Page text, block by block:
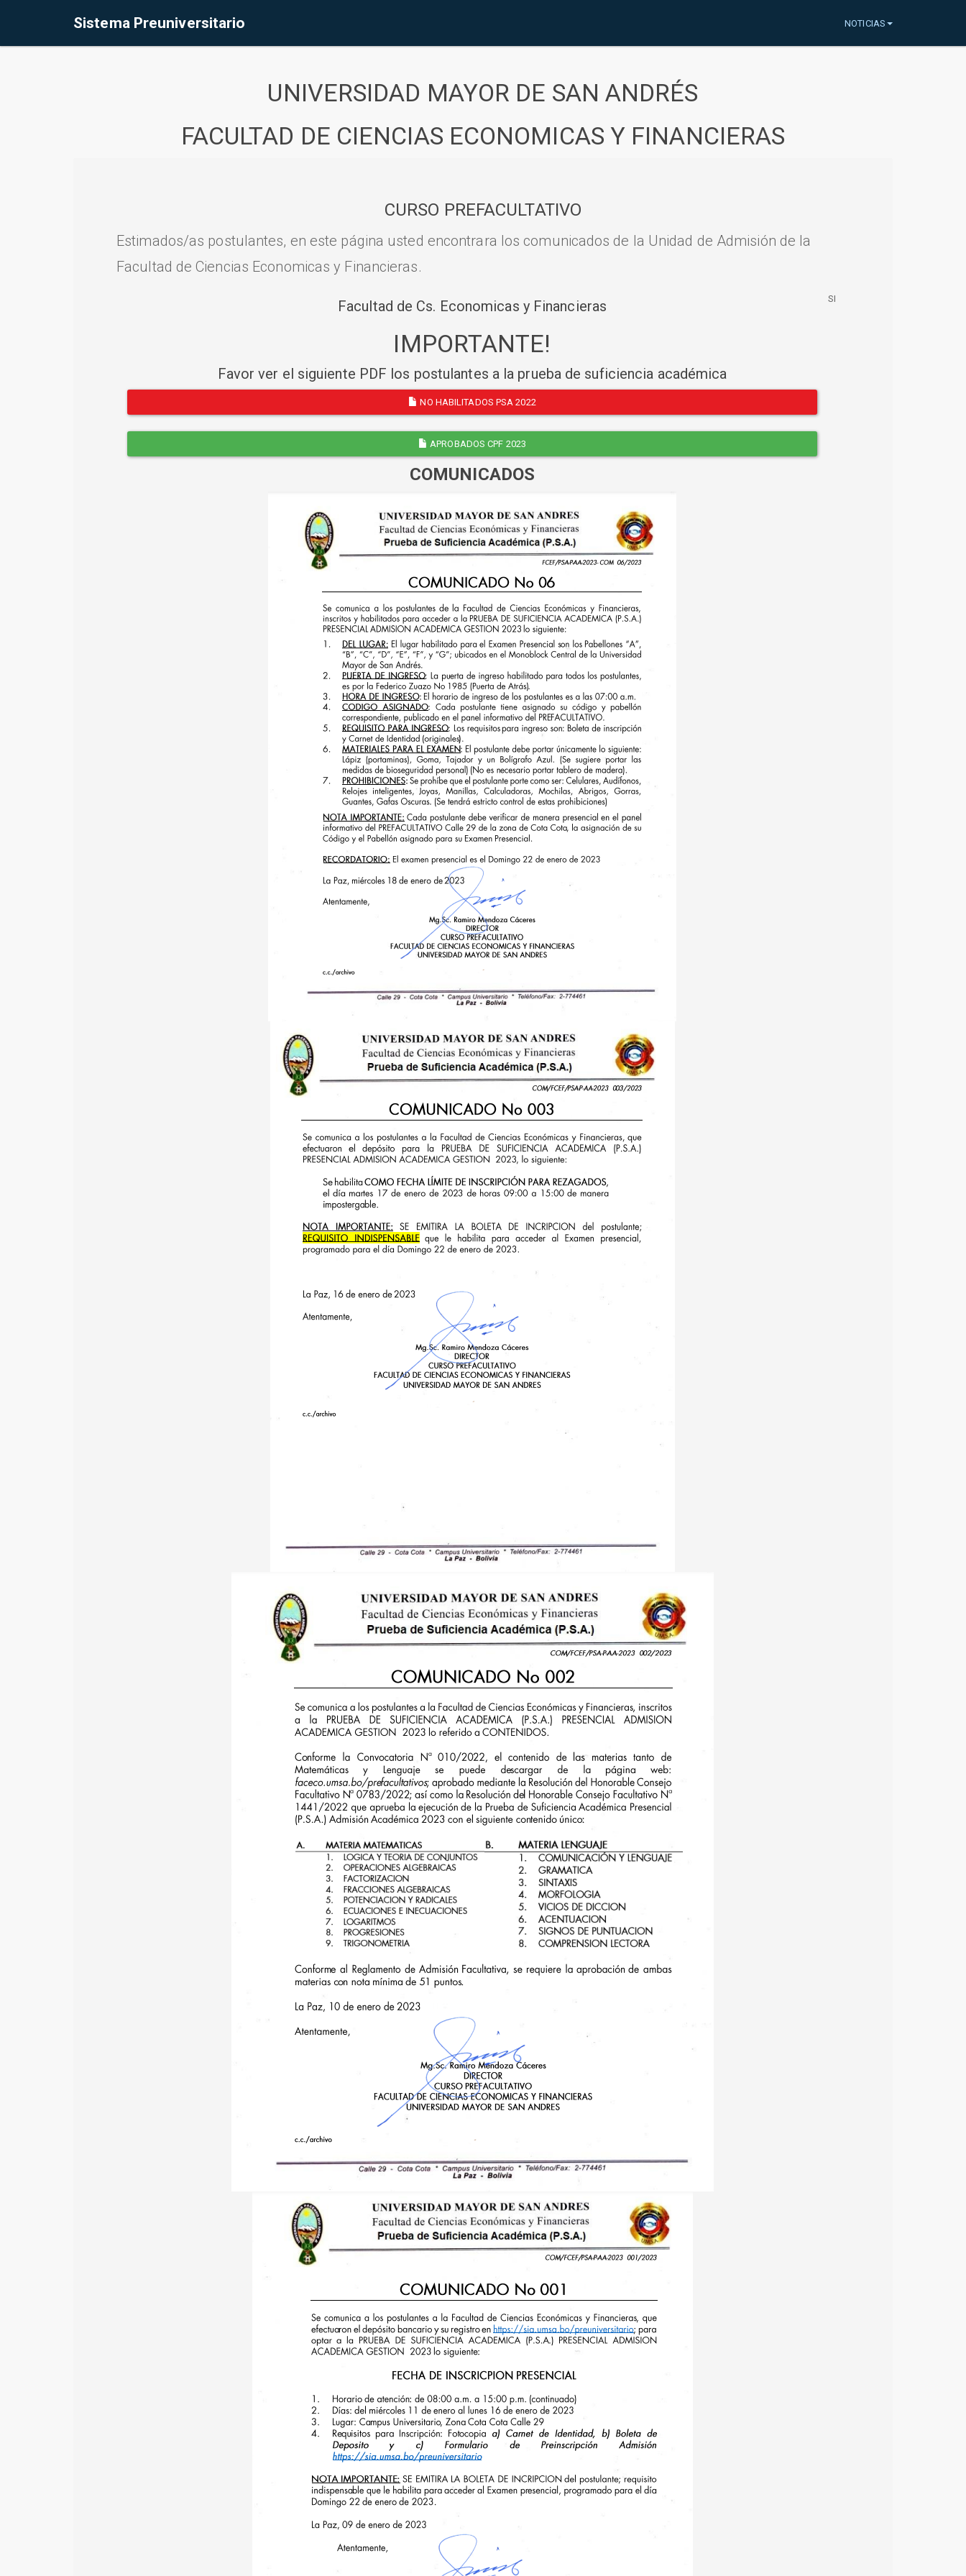
Sistema Preuniversitario NOTICIAS
UNIVERSIDAD MAYOR DE SAN ANDRÉS
FACULTAD DE CIENCIAS ECONOMICAS Y FINANCIERAS
CURSO PREFACULTATIVO
Estimados/as postulantes, en este página usted encontrara los comunicados de la Unidad de Admisión de la
Facultad de Ciencias Economicas y Financieras.
Facultad de Cs. Economicas y Financieras
IMPORTANTE!
Favor ver el siguiente PDF los postulantes a la prueba de suficiencia académica
NO HABILITADOS PSA 2022
APROBADOS CPF 2023
COMUNICADOS
SI